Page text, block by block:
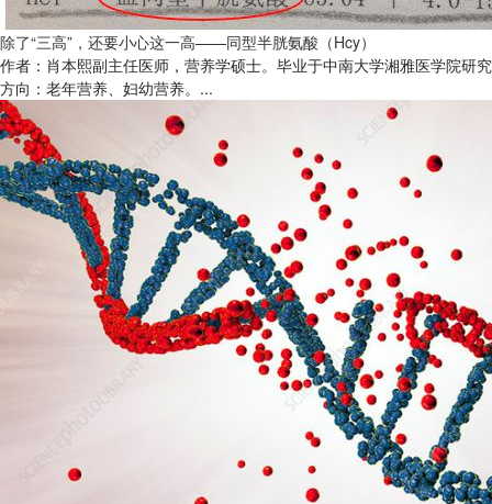
除了“三高”，还要小心这一高——同型半胱氨酸（Hcy）
作者：肖本熙副主任医师，营养学硕士。毕业于中南大学湘雅医学院研究
方向：老年营养、妇幼营养。...